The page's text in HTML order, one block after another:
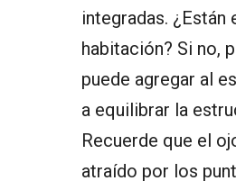
integradas. ¿Están
habitación? Si no,
puede agregar al
a equilibrar la
Recuerde que el
atraído por los